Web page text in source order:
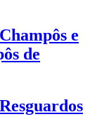
e
de